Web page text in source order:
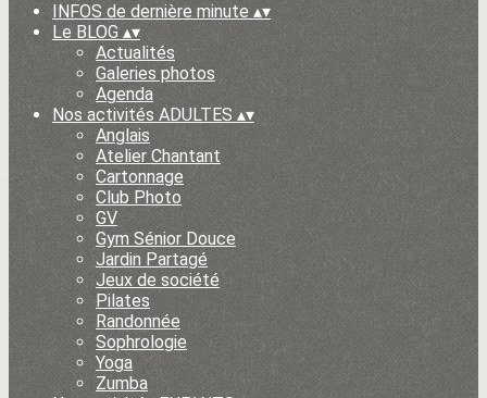
INFOS de dernière minute▴▾
Le BLOG▴▾
Actualités
Galeries photos
Agenda
Nos activités ADULTES ▴▾
Anglais
Atelier Chantant
Cartonnage
Club Photo
GV
Gym Sénior Douce
Jardin Partagé
Jeux de société
Pilates
Randonnée
Sophrologie
Yoga
Zumba